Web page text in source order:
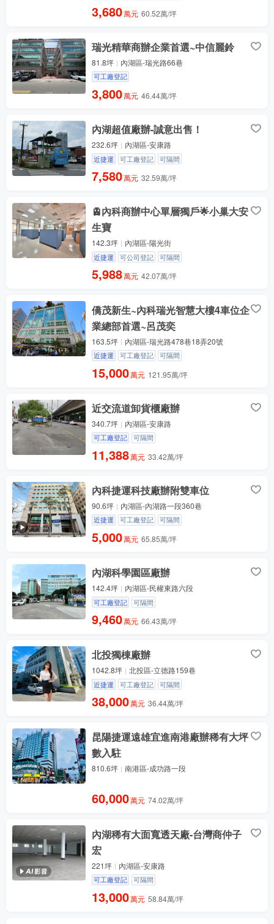
3,680萬元 60.52萬/坪
瑞光精華商辦企業首選~中信麗鈴
81.8坪 內湖區-瑞光路66巷
可工廠登記
3,800萬元 46.44萬/坪
內湖超值廠辦-誠意出售！
232.6坪 內湖區-安康路
近捷運 可工廠登記 可隔間
7,580萬元 32.59萬/坪
🚊內科商辦中心單層獨戶🌟小巢大安
生寶
142.3坪 內湖區-陽光街
近捷運 可公司登記 可隔間
5,988萬元 42.07萬/坪
僑茂新生~內科瑞光智慧大樓4車位企
業總部首選~呂茂奕
163.5坪 內湖區-瑞光路478巷18弄20號
近捷運 可工廠登記 可隔間
15,000萬元 121.95萬/坪
近交流道卸貨櫃廠辦
340.7坪 內湖區-安康路
可工廠登記 可隔間
11,388萬元 33.42萬/坪
內科捷運科技廠辦附雙車位
90.6坪 內湖區-內湖路一段360巷
近捷運 可工廠登記 可隔間
5,000萬元 65.85萬/坪
內湖科學園區廠辦
142.4坪 內湖區-民權東路六段
可工廠登記 可隔間
9,460萬元 66.43萬/坪
北投獨棟廠辦
1042.8坪 北投區-立德路159巷
近捷運 可工廠登記 可隔間
38,000萬元 36.44萬/坪
昆陽捷運遠雄宜進南港廠辦稀有大坪
數入駐
810.6坪 南港區-成功路一段
60,000萬元 74.02萬/坪
內湖稀有大面寬透天廠-台灣商仲子
宏
221坪 內湖區-安康路
可工廠登記 可隔間
13,000萬元 58.84萬/坪